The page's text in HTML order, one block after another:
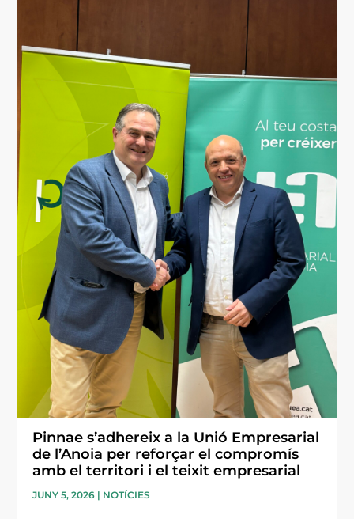
Pinnae s’adhereix a la Unió Empresarial
de l’Anoia per reforçar el compromís
amb el territori i el teixit empresarial
JUNY 5, 2026 | NOTÍCIES